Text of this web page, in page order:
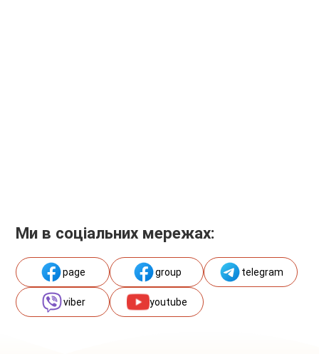
Ми в соціальних мережах:
page group telegram
viber youtube